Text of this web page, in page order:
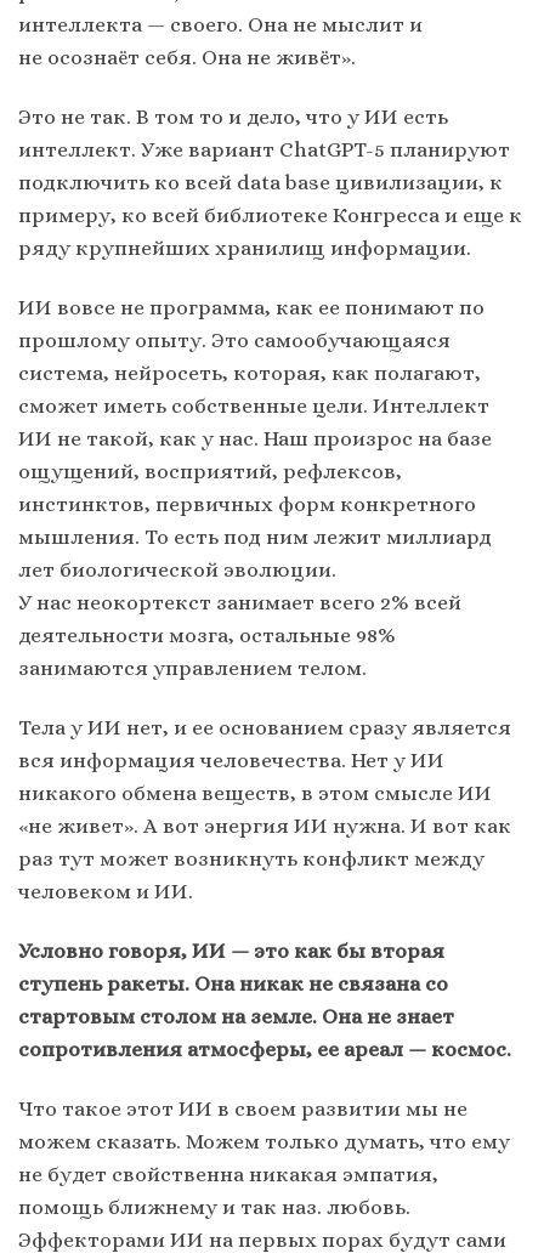
интеллекта — своего. Она не мыслит и
не осознаёт себя. Она не живёт».
Это не так. В том то и дело, что у ИИ есть
интеллект. Уже вариант ChatGPT-5 планируют
подключить ко всей data base цивилизации, к
примеру, ко всей библиотеке Конгресса и еще к
ряду крупнейших хранилищ информации.
ИИ вовсе не программа, как ее понимают по
прошлому опыту. Это самообучающаяся
система, нейросеть, которая, как полагают,
сможет иметь собственные цели. Интеллект
ИИ не такой, как у нас. Наш произрос на базе
ощущений, восприятий, рефлексов,
инстинктов, первичных форм конкретного
мышления. То есть под ним лежит миллиард
лет биологической эволюции.
У нас неокортекст занимает всего 2% всей
деятельности мозга, остальные 98%
занимаются управлением телом.
Тела у ИИ нет, и ее основанием сразу является
вся информация человечества. Нет у ИИ
никакого обмена веществ, в этом смысле ИИ
«не живет». А вот энергия ИИ нужна. И вот как
раз тут может возникнуть конфликт между
человеком и ИИ.
Условно говоря, ИИ — это как бы вторая
ступень ракеты. Она никак не связана со
стартовым столом на земле. Она не знает
сопротивления атмосферы, ее ареал — космос.
Что такое этот ИИ в своем развитии мы не
можем сказать. Можем только думать, что ему
не будет свойственна никакая эмпатия,
помощь ближнему и так наз. любовь.
Эффекторами ИИ на первых порах будут сами